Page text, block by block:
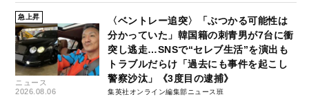
急上昇
ニュース
2026.08.06
〈ベントレー追突〉「ぶつかる可能性は
分かっていた」韓国籍の刺青男が7台に衝
突し逃走…SNSで“セレブ生活”を演出も
トラブルだらけ「過去にも事件を起こし
警察沙汰」《3度目の逮捕》
集英社オンライン編集部ニュース班